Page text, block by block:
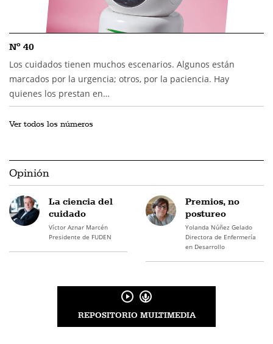
Nº 40
Los cuidados tienen muchos escenarios. Algunos están
marcados por la urgencia; otros, por la paciencia. Hay
quienes los prestan en…
Ver todos los números
Opinión
La ciencia del
cuidado
Víctor Aznar Marcén
Presidente de FUDEN
Premios, no
postureo
Yolanda Núñez Gelado
Directora de Enfermería
en Desarrollo
REPOSITORIO MULTIMEDIA